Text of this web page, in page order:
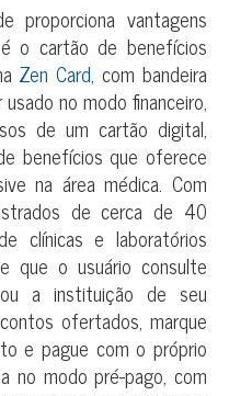
proporciona vantagens
o cartão de benefícios
Zen Card, com bandeira
no modo financeiro,
de um cartão digital,
benefícios que oferece
na área médica. Com
de cerca de 40
clínicas e laboratórios
que o usuário consulte
a instituição de seu
ofertados, marque
e pague com o próprio
no modo pré-pago, com